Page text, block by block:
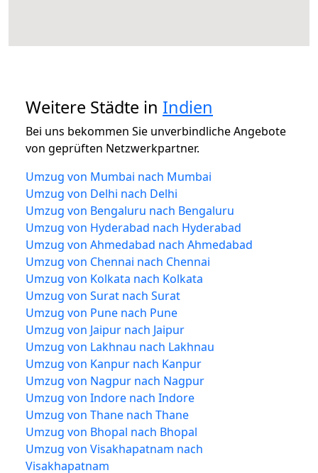
Weitere Städte in Indien
Bei uns bekommen Sie unverbindliche Angebote
von geprüften Netzwerkpartner.
Umzug von Mumbai nach Mumbai
Umzug von Delhi nach Delhi
Umzug von Bengaluru nach Bengaluru
Umzug von Hyderabad nach Hyderabad
Umzug von Ahmedabad nach Ahmedabad
Umzug von Chennai nach Chennai
Umzug von Kolkata nach Kolkata
Umzug von Surat nach Surat
Umzug von Pune nach Pune
Umzug von Jaipur nach Jaipur
Umzug von Lakhnau nach Lakhnau
Umzug von Kanpur nach Kanpur
Umzug von Nagpur nach Nagpur
Umzug von Indore nach Indore
Umzug von Thane nach Thane
Umzug von Bhopal nach Bhopal
Umzug von Visakhapatnam nach
Visakhapatnam